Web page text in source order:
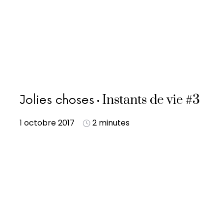
Jolies choses Instants de vie #3
1 octobre 2017 2 minutes